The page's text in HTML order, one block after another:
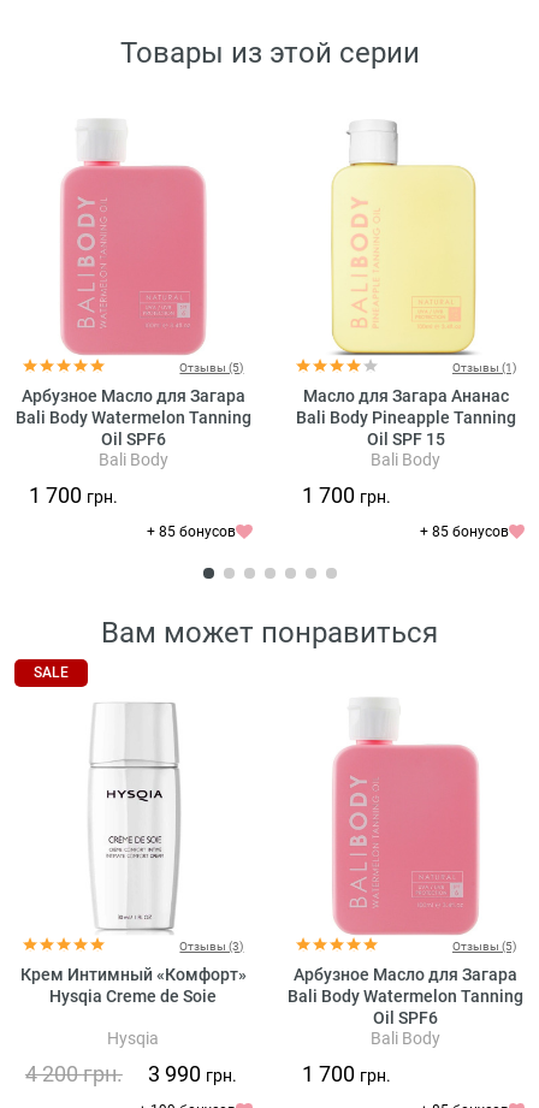
Товары из этой серии
Отзывы (5)
Арбузное Масло для Загара
Bali Body Watermelon Tanning
Oil SPF6
Bali Body
1 700 грн.
+ 85 бонусов
Отзывы (1)
Масло для Загара Ананас
Bali Body Pineapple Tanning
Oil SPF 15
Bali Body
1 700 грн.
+ 85 бонусов
Вам может понравиться
SALE
Отзывы (3)
Крем Интимный «Комфорт»
Hysqia Creme de Soie
Hysqia
4 200грн. 3 990 грн.
Отзывы (5)
Арбузное Масло для Загара
Bali Body Watermelon Tanning
Oil SPF6
Bali Body
1 700 грн.